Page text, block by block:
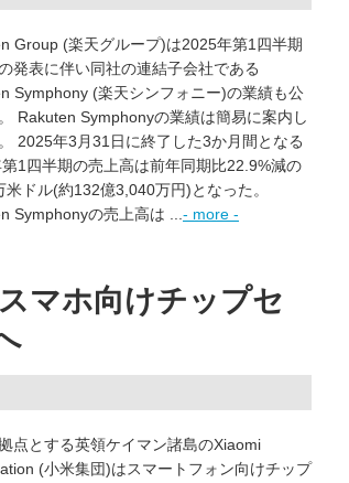
Group (楽天グループ)は2025年第1四半期
発表に伴い同社の連結子会社である
Symphony (楽天シンフォニー)の業績も公
Rakuten Symphonyの業績は簡易に案内し
2025年3月31日に終了した3か月間となる
1四半期の売上高は前年同期比22.9%減の
米ドル(約132億3,040万円)となった。
Symphonyの売上高は ... - more -
マホ向けチップセ
点とする英領ケイマン諸島のXiaomi
(小米集団)はスマートフォン向けチップ